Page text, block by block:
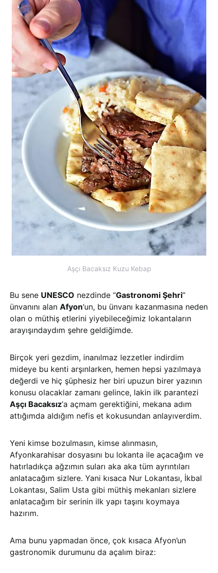
Aşçı Bacaksız Kuzu Kebap
Bu sene UNESCO nezdinde “Gastronomi Şehri”
ünvanını alan Afyon‘un, bu ünvanı kazanmasına neden
olan o müthiş etlerini yiyebileceğimiz lokantaların
arayışındaydım şehre geldiğimde.
Birçok yeri gezdim, inanılmaz lezzetler indirdim
mideye bu kenti arşınlarken, hemen hepsi yazılmaya
değerdi ve hiç şüphesiz her biri upuzun birer yazının
konusu olacaklar zamanı gelince, lakin ilk parantezi
Aşçı Bacaksız‘a açmam gerektiğini, mekana adım
attığımda aldığım nefis et kokusundan anlayıverdim.
Yeni kimse bozulmasın, kimse alınmasın,
Afyonkarahisar dosyasını bu lokanta ile açacağım ve
hatırladıkça ağzımın suları aka aka tüm ayrıntıları
anlatacağım sizlere. Yani kısaca Nur Lokantası, İkbal
Lokantası, Salim Usta gibi müthiş mekanları sizlere
anlatacağım bir serinin ilk yapı taşını koymaya
hazırım.
Ama bunu yapmadan önce, çok kısaca Afyon’un
gastronomik durumunu da açalım biraz: